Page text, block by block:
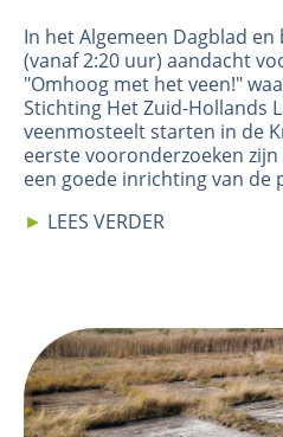
In hetAlgemeen Dagblad en
(vanaf 2:20 uur) aandacht
"Omhoog met het veen!"
Stichting Het Zuid-Hollands
veenmosteelt starten in de
eerste vooronderzoeken
een goede inrichting van de
► LEES VERDER
Image